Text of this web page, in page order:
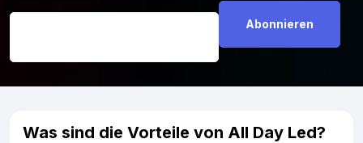
Was sind die Vorteile von All Day Led?